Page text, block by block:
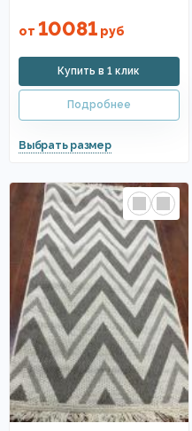
от 10081 руб